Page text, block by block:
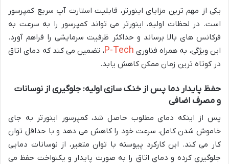
یکی از مهم ترین مزایای اینورتر، قابلیت استارت آپ سریع کمپرسور
است. در لحظات اولیه، اینورتر می تواند کمپرسور را به سرعت به
فرکانس های بالا برساند و حداکثر ظرفیت سرمایشی را فراهم آورد.
این ویژگی، به همراه فناوری P-Tech، تضمین می کند که دمای اتاق
در کوتاه ترین زمان ممکن کاهش یابد.
حفظ پایدار دما پس از خنک سازی اولیه: جلوگیری از نوسانات
و مصرف اضافی
پس از اینکه دمای مطلوب حاصل شد، کمپرسور اینورتر به جای
خاموش شدن کامل، سرعت خود را کاهش می دهد و با حداقل توان
کار می کند. این کارکرد پیوسته با توان متغیر، از نوسانات دمایی
جلوگیری کرده و دمای اتاق را به صورت پایدار و یکنواخت حفظ می